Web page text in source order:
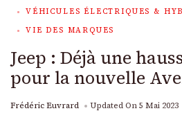
VÉHICULES ÉLECTRIQUES &
VIE DES MARQUES
Jeep : Déjà une
pour la nouvelle
Frédéric Euvrard Updated On5 Mai 2023